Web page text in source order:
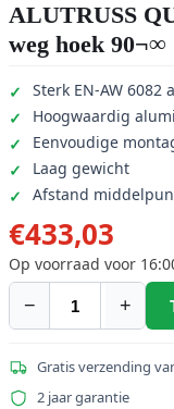
ALUTRUSS
weg hoek 90¬∞
Sterk EN-AW
Hoogwaardig
Eenvoudige
Laag gewicht
Afstand
€433,03
Op voorraad voor
−
ALUTRUSS
QL-
ET34
+
Gratis verzending
2 jaar garantie